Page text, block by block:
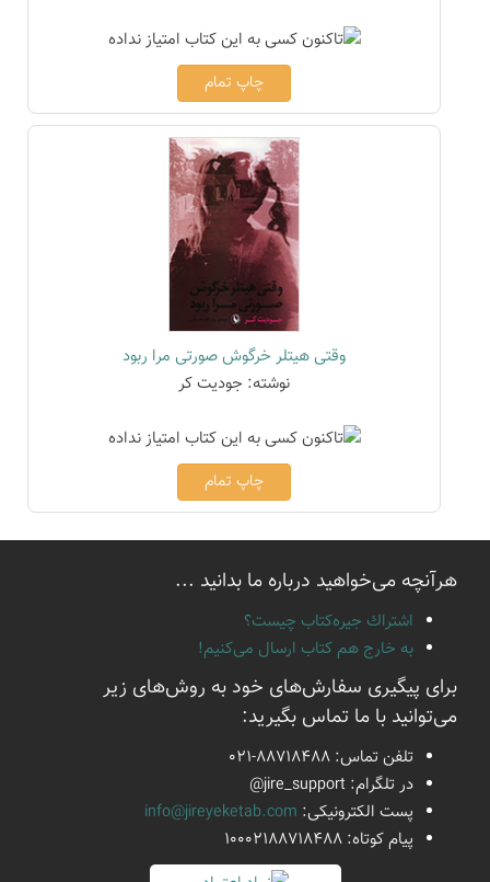
چاپ تمام
وقتی هیتلر خرگوش صورتی مرا ربود
نوشته: جودیت کر
چاپ تمام
هرآنچه می‌خواهید درباره ما بدانید ...
اشتراك جيره‌كتاب چيست؟
به خارج هم كتاب ارسال می‌كنیم!
برای پیگیری سفارش‌های خود به روش‌های زیر
می‌توانید با ما تماس بگیرید:
تلفن تماس: 021-88718488
در تلگرام: @jire_support
پست الكترونیكی: info@jireyeketab.com
پیام كوتاه: 10002188718488